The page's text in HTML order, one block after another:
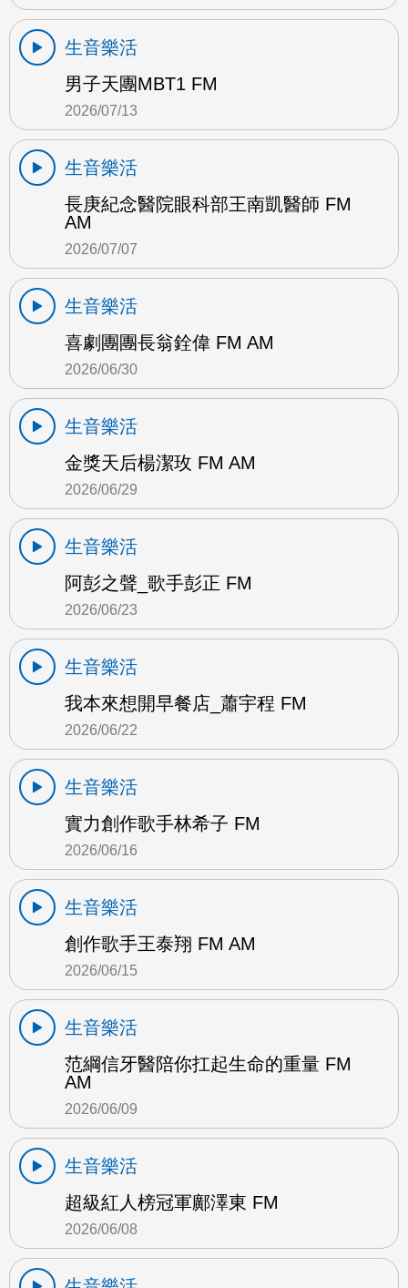
生音樂活
男子天團MBT1 FM
2026/07/13
生音樂活
長庚紀念醫院眼科部王南凱醫師 FM
AM
2026/07/07
生音樂活
喜劇團團長翁銓偉 FM AM
2026/06/30
生音樂活
金獎天后楊潔玫 FM AM
2026/06/29
生音樂活
阿彭之聲_歌手彭正 FM
2026/06/23
生音樂活
我本來想開早餐店_蕭宇程 FM
2026/06/22
生音樂活
實力創作歌手林希子 FM
2026/06/16
生音樂活
創作歌手王泰翔 FM AM
2026/06/15
生音樂活
范綱信牙醫陪你扛起生命的重量 FM
AM
2026/06/09
生音樂活
超級紅人榜冠軍鄺澤東 FM
2026/06/08